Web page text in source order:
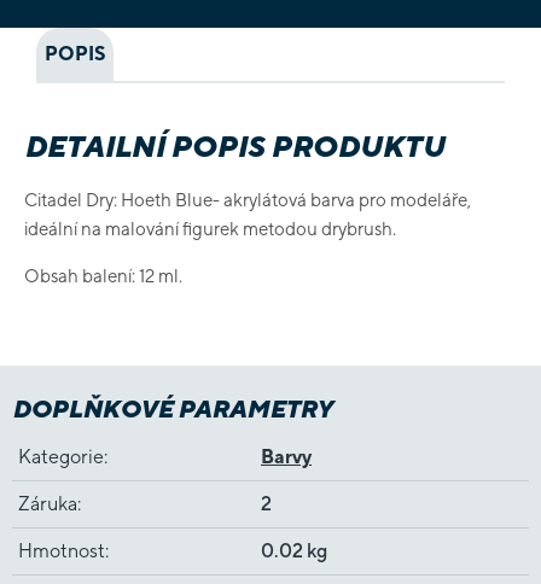
POPIS
DETAILNÍ POPIS PRODUKTU
Citadel Dry: Hoeth Blue- akrylátová barva pro modeláře,
ideální na malování figurek metodou drybrush.
Obsah balení: 12 ml.
DOPLŇKOVÉ PARAMETRY
Kategorie: Barvy
Záruka: 2
Hmotnost: 0.02 kg